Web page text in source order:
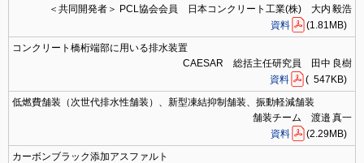
＜共同開発者＞ PCL協会会員 日本コンクリート工業(株) 大内 毅浩
資料
(1.81MB)
コンクリート橋桁端部に用いる排水装置
CAESAR 総括主任研究員 田中 良樹
資料
( 547KB)
低燃費舗装（次世代排水性舗装）、新型凍結抑制舗装、振動軽減舗装
舗装チーム 渡邉 真一
資料
(2.29MB)
カーボンブラック添加アスファルト